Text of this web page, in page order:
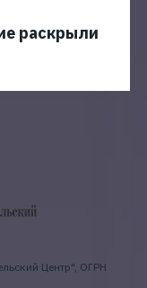
раскрыли
Центр", ОГРН